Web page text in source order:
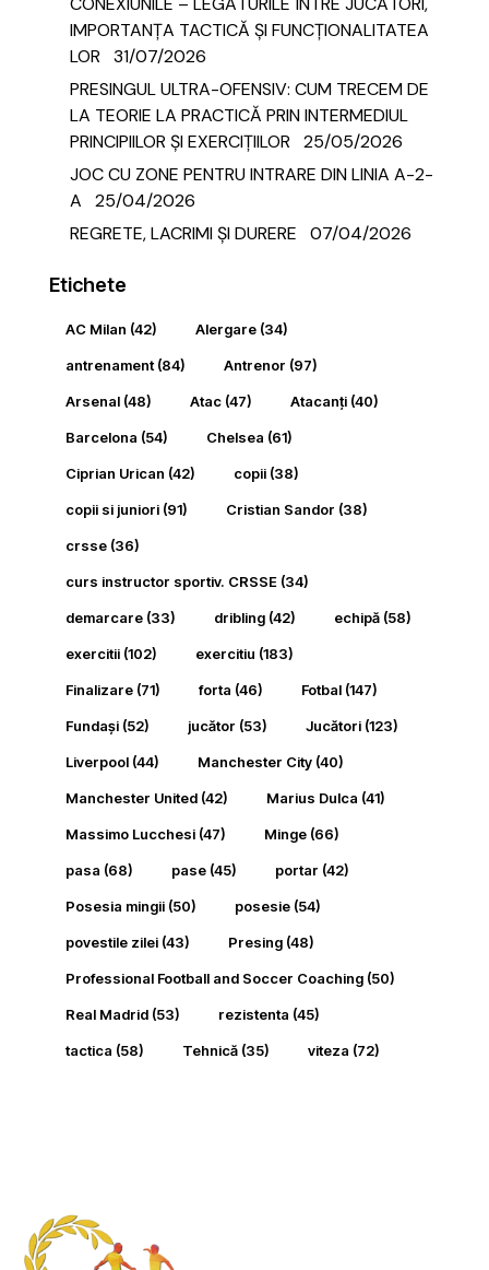
IMPORTANȚA TACTICĂ ȘI FUNCȚIONALITATEA
LOR
31/07/2026
PRESINGUL ULTRA-OFENSIV: CUM TRECEM DE
LA TEORIE LA PRACTICĂ PRIN INTERMEDIUL
PRINCIPIILOR ȘI EXERCIȚIILOR
25/05/2026
JOC CU ZONE PENTRU INTRARE DIN LINIA A-2-
A
25/04/2026
REGRETE, LACRIMI ȘI DURERE
07/04/2026
Etichete
AC Milan (42) Alergare (34)
antrenament(84) Antrenor (97)
Arsenal (48) Atac (47) Atacanți (40)
Barcelona (54) Chelsea (61)
Ciprian Urican (42) copii (38)
copii si juniori (91) Cristian Sandor (38)
crsse (36)
curs instructor sportiv. CRSSE (34)
demarcare (33) dribling (42) echipă (58)
exercitii (102) exercitiu (183)
Finalizare (71) forta (46) Fotbal (147)
Fundași (52) jucător (53) Jucători (123)
Liverpool (44) Manchester City (40)
Manchester United (42) Marius Dulca (41)
Massimo Lucchesi (47) Minge (66)
pasa (68) pase (45) portar (42)
Posesia mingii (50) posesie (54)
povestile zilei (43) Presing (48)
Professional Football and Soccer Coaching (50)
Real Madrid (53) rezistenta (45)
tactica (58) Tehnică (35) viteza (72)